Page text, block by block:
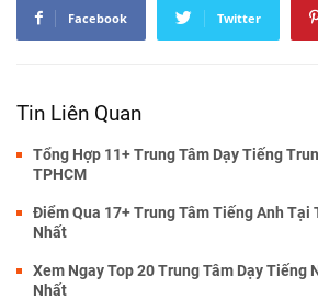
Facebook Twitter
Tin Liên Quan
Tổng Hợp 11+ Trung Tâm Dạy Tiếng
TPHCM
Điểm Qua 17+ Trung Tâm Tiếng Anh Tại
Nhất
Xem Ngay Top 20 Trung Tâm Dạy Tiếng
Nhất